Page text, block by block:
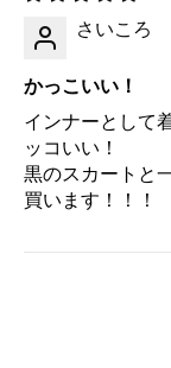
さいころ
かっこいい！
インナーとして
ッコいい！
黒のスカートと
買います！！！